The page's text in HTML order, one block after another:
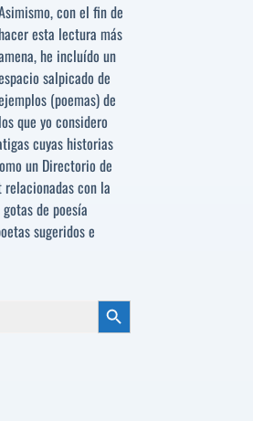
con el fin de
hacer esta lectura más
he incluído un
salpicado de
(poemas) de
los que yo considero
cuyas historias
un Directorio de
con la
de poesía
sugeridose
Botón de búsqueda